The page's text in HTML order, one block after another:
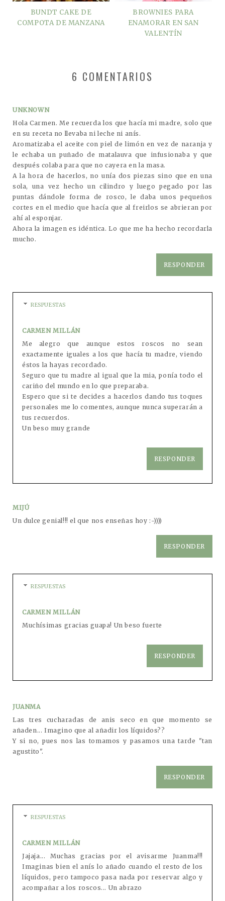
BUNDT CAKE DE
COMPOTA DE MANZANA
BROWNIES PARA
ENAMORAR EN SAN
VALENTÍN
6 COMENTARIOS
UNKNOWN
Hola Carmen. Me recuerda los que hacía mi madre, solo que
en su receta no llevaba ni leche ni anís.
Aromatizaba el aceite con piel de limón en vez de naranja y
le echaba un puñado de matalauva que infusionaba y que
después colaba para que no cayera en la masa.
A la hora de hacerlos, no unía dos piezas sino que en una
sola, una vez hecho un cilindro y luego pegado por las
puntas dándole forma de rosco, le daba unos pequeños
cortes en el medio que hacía que al freirlos se abrieran por
ahí al esponjar.
Ahora la imagen es idéntica. Lo que me ha hecho recordarla
mucho.
RESPONDER
RESPUESTAS
CARMEN MILLÁN
Me alegro que aunque estos roscos no sean
exactamente iguales a los que hacía tu madre, viendo
éstos la hayas recordado.
Seguro que tu madre al igual que la mia, ponía todo el
cariño del mundo en lo que preparaba.
Espero que si te decides a hacerlos dando tus toques
personales me lo comentes, aunque nunca superarán a
tus recuerdos.
Un beso muy grande
RESPONDER
MIJÚ
Un dulce genial!!! el que nos enseñas hoy :-))))
RESPONDER
RESPUESTAS
CARMEN MILLÁN
Muchísimas gracias guapa! Un beso fuerte
RESPONDER
JUANMA
Las tres cucharadas de anis seco en que momento se
añaden... Imagino que al añadir los líquidos??
Y si no, pues nos las tomamos y pasamos una tarde "tan
agustito".
RESPONDER
RESPUESTAS
CARMEN MILLÁN
Jajaja... Muchas gracias por el avisarme Juanma!!!
Imaginas bien el anís lo añado cuando el resto de los
líquidos, pero tampoco pasa nada por reservar algo y
acompañar a los roscos... Un abrazo